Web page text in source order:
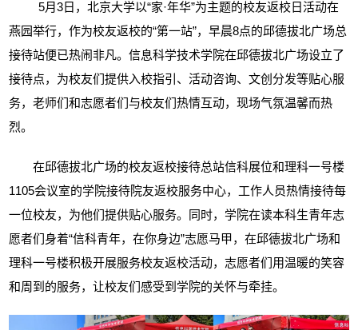
5月3日，北京大学以“家·年华”为主题的校友返校日活动在
燕园举行，作为校友返校的“第一站”，早晨8点的邱德拔北广场总
接待站便已热闹非凡。信息科学技术学院在邱德拔北广场设立了
接待点，为校友们提供入校指引、活动咨询、文创分发等贴心服
务，老师们和志愿者们与校友们热情互动，现场气氛温馨而热
烈。
在邱德拔北广场的校友返校接待总站信科展位和理科一号楼
1105会议室的学院接待院友返校服务中心，工作人员热情接待每
一位校友，为他们提供贴心服务。同时，学院在读本科生青年志
愿者们身着“信科青年，在你身边”志愿马甲，在邱德拔北广场和
理科一号楼积极开展服务校友返校活动，志愿者们用温暖的笑容
和周到的服务，让校友们感受到学院的关怀与牵挂。